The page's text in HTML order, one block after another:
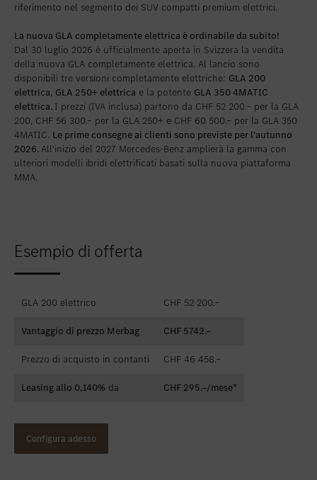
riferimento nel segmento dei SUV compatti premium elettrici.
La nuova GLA completamente elettrica è ordinabile da subito!
Dal 30 luglio 2026 è ufficialmente aperta in Svizzera la vendita
della nuova GLA completamente elettrica. Al lancio sono
disponibili tre versioni completamente elettriche: GLA 200
elettrica, GLA 250+ elettrica e la potente GLA 350 4MATIC
elettrica. I prezzi (IVA inclusa) partono da CHF 52 200.– per la GLA
200, CHF 56 300.– per la GLA 250+ e CHF 60 500.– per la GLA 350
4MATIC. Le prime consegne ai clienti sono previste per l'autunno
2026.All'inizio del 2027 Mercedes-Benz amplierà la gamma con
ulteriori modelli ibridi elettrificati basati sulla nuova piattaforma
MMA.
Esempio di offerta
GLA 200 elettrico CHF 52 200.–
Vantaggio di prezzo Merbag CHF 5742.–
Prezzo di acquisto in contanti CHF 46 458.–
Leasing allo 0,140% da CHF 295.–/mese*
Configura adesso